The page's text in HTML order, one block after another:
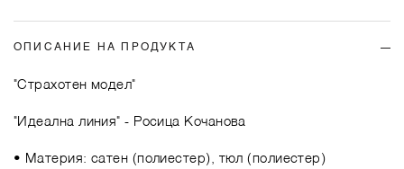
ОПИСАНИЕ НА ПРОДУКТА
"Страхотен модел"
"Идеална линия" - Росица Кочанова
• Материя: сатен (полиестер), тюл (полиестер)